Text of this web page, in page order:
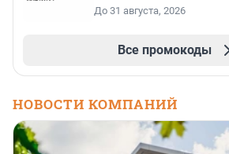
До 31 августа, 2026
Все промокоды
НОВОСТИ КОМПАНИЙ